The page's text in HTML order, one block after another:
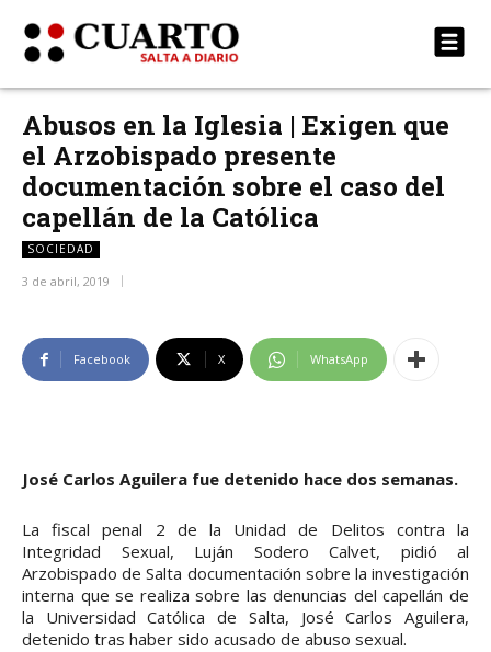
Abusos en la Iglesia | Exigen que
el Arzobispado presente
documentación sobre el caso del
capellán de la Católica
SOCIEDAD
3 de abril, 2019
Facebook X WhatsApp
José Carlos Aguilera fue detenido hace dos semanas.
La fiscal penal 2 de la Unidad de Delitos contra la
Integridad Sexual, Luján Sodero Calvet, pidió al
Arzobispado de Salta documentación sobre la investigación
interna que se realiza sobre las denuncias del capellán de
la Universidad Católica de Salta, José Carlos Aguilera,
detenido tras haber sido acusado de abuso sexual.